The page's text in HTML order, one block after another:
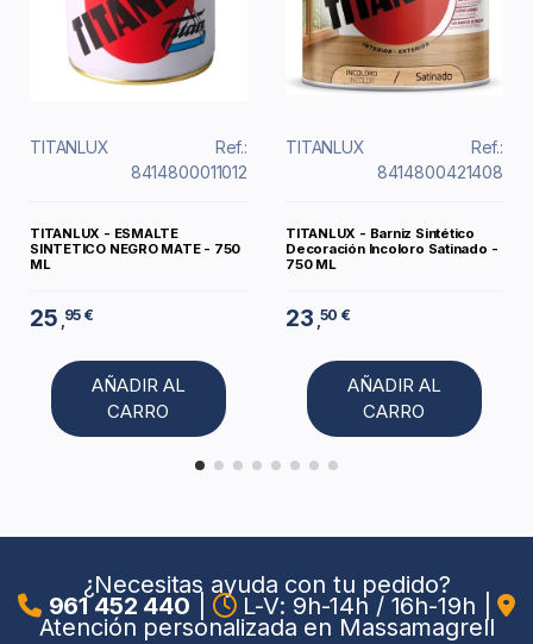
TITANLUX
Ref.:
8414800011012
TITANLUX - ESMALTE
SINTETICO NEGRO MATE - 750
ML
25 ,95 €
AÑADIR AL
CARRO
TITANLUX
Ref.:
8414800421408
TITANLUX - Barniz Sintético
Decoración Incoloro Satinado -
750 ML
23 ,50 €
AÑADIR AL
CARRO
¿Necesitas ayuda con tu pedido?
961 452 440 L-V: 9h-14h / 16h-19h
Atención personalizada en Massamagrell